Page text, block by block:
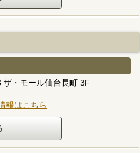
・モール仙台長町 3F
報はこちら